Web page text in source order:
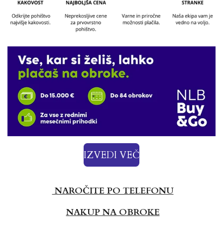
IZVEDI VEČ
NAROČITE PO TELEFONU
NAKUP NA OBROKE